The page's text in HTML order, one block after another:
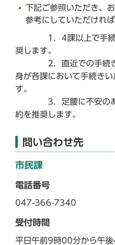
下記ご参照いただき、
参考にしていただ
1．4課以上で手続き
奨します。
2．直近での手続きを
身が各課において手続き
す。
3．足腰に不安のあ
約を推奨します。
問い合わせ先
市民課
電話番号
047-366-7340
受付時間
平日午前9時00分から午